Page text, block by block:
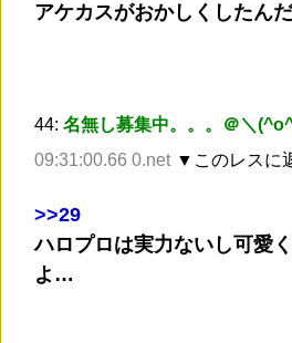
アケカスがおかしくしたん
44: 名無し募集中。。。＠＼
09:31:00.66 0.net ▼このレスに
>>29
ハロプロは実力ないし可愛
よ…